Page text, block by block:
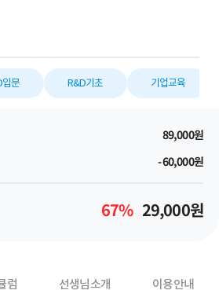
입문 R&D기초 기업교육
89,000원
-60,000원
67% 29,000원
럼 선생님소개 이용안내